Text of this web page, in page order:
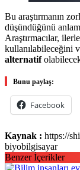
Bu araştırmanın
düşündüğünü
Araştırmacılar,
kullanılabileceğini
alternatif
Bunu paylaş:
Facebook
Kaynak : https://
biyobilgisayar
Benzer İçerikler